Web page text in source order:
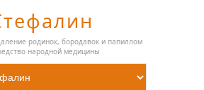
родинок, бородавок и папиллом
народной медицины